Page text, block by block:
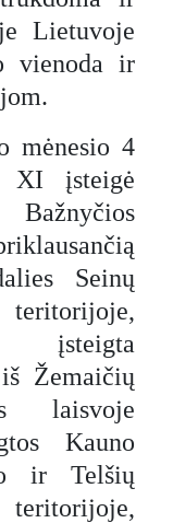
visuomenės
ir
įvykiuose ir
prigimtimi.
Lietuvoje
vienoda ir
mėnesio 4
XI įsteigė
Seinų
įsteigta
Žemaičių
laisvoje
Kauno
ir Telšių